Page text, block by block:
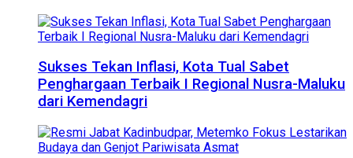
Sukses Tekan Inflasi, Kota Tual Sabet
Penghargaan Terbaik I Regional Nusra-Maluku
dari Kemendagri